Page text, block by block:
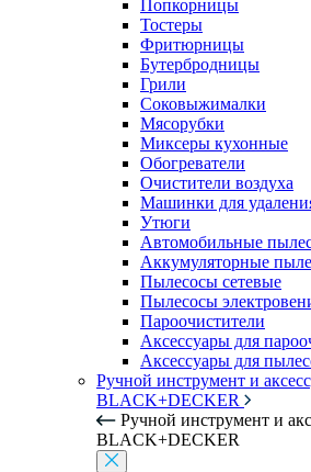
Попкорницы
Тостеры
Фритюрницы
Бутербродницы
Грили
Соковыжималки
Мясорубки
Миксеры кухонные
Обогреватели
Очистители воздуха
Машинки для
Утюги
Автомобильные
Аккумуляторные
Пылесосы сетевые
Пылесосы
Пароочистители
Аксессуары для
Аксессуары для
Ручной инструмент и
BLACK+DECKER
Ручной инструмент и
BLACK+DECKER